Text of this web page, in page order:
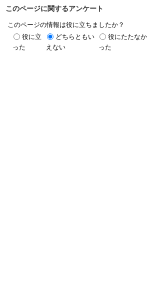
このページに関するアンケート
このページの情報は役に立ちましたか？
役に立
った
どちらともい
えない
役にたたなか
った